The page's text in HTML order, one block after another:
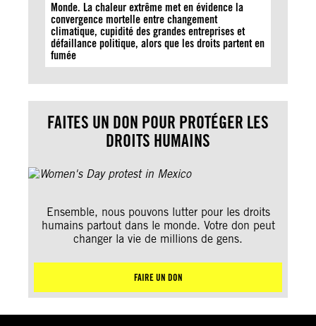
Monde. La chaleur extrême met en évidence la
convergence mortelle entre changement
climatique, cupidité des grandes entreprises et
défaillance politique, alors que les droits partent en
fumée
FAITES UN DON POUR PROTÉGER LES
DROITS HUMAINS
Ensemble, nous pouvons lutter pour les droits
humains partout dans le monde. Votre don peut
changer la vie de millions de gens.
FAIRE UN DON